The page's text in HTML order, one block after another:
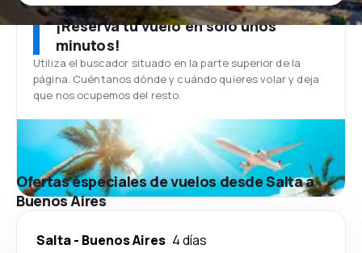
¡Reserva tu vuelo en solo unos
minutos!
Utiliza el buscador situado en la parte superior de la
página. Cuéntanos dónde y cuándo quieres volar y deja
que nos ocupemos del resto.
Ofertas especiales de vuelos desde Salta a
Buenos Aires
Salta- Buenos Aires 4 días